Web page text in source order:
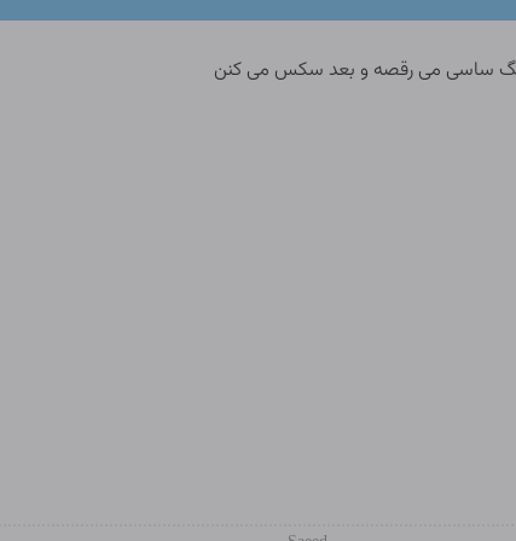
ساسی می رقصه و بعد سکس می کنن